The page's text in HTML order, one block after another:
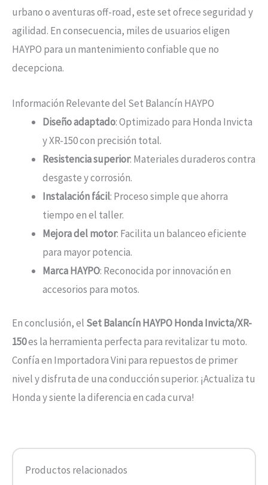
urbano o aventuras off-road, este set ofrece seguridad y
agilidad. En consecuencia, miles de usuarios eligen
HAYPO para un mantenimiento confiable que no
decepciona.
Información Relevante del Set Balancín HAYPO
Diseño adaptado: Optimizado para Honda Invicta
y XR-150 con precisión total.
Resistencia superior: Materiales duraderos contra
desgaste y corrosión.
Instalación fácil: Proceso simple que ahorra
tiempo en el taller.
Mejora del motor: Facilita un balanceo eficiente
para mayor potencia.
Marca HAYPO: Reconocida por innovación en
accesorios para motos.
En conclusión, el Set Balancín HAYPO Honda Invicta/XR-
150es la herramienta perfecta para revitalizar tu moto.
Confía en Importadora Vini para repuestos de primer
nivel y disfruta de una conducción superior. ¡Actualiza tu
Honda y siente la diferencia en cada curva!
Productos relacionados